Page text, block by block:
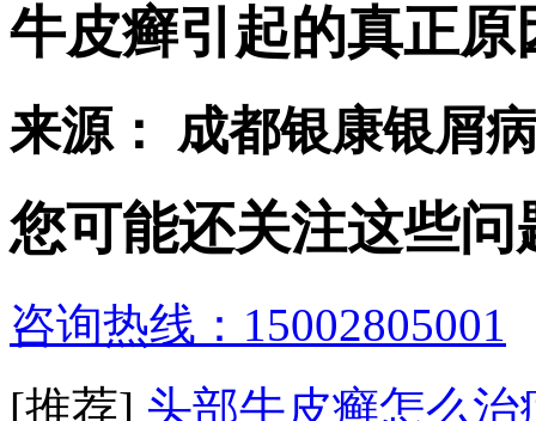
牛皮癣引起的真正原
来源： 成都银康银屑
您可能还关注这些问
咨询热线：15002805001
[推荐] 头部牛皮癣怎么治